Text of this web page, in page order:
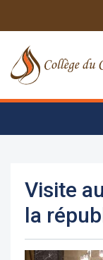
Visite
la